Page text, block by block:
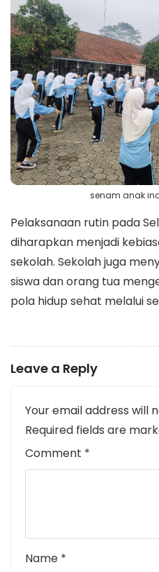
senam anak
Pelaksanaan rutin pada
diharapkan menjadi
sekolah. Sekolah juga
siswa dan orang tua
pola hidup sehat melalui
Leave a Reply
Your email address will
Required fields are
Comment *
Name *